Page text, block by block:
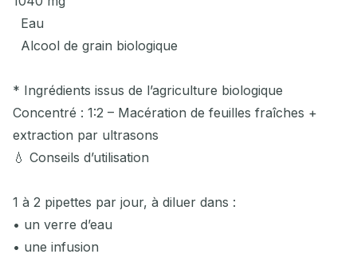
Eau
Alcool de grain biologique
* Ingrédients issus de l’agriculture biologique
Concentré : 1:2 – Macération de feuilles fraîches +
extraction par ultrasons
💧 Conseils d’utilisation
1 à 2 pipettes par jour, à diluer dans :
• un verre d’eau
• une infusion